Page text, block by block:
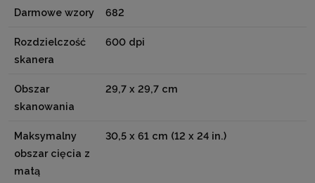
Darmowe wzory 682
Rozdzielczość
skanera
600 dpi
Obszar
skanowania
29,7 x 29,7 cm
Maksymalny
obszar cięcia z
matą
30,5 x 61 cm (12 x 24 in.)